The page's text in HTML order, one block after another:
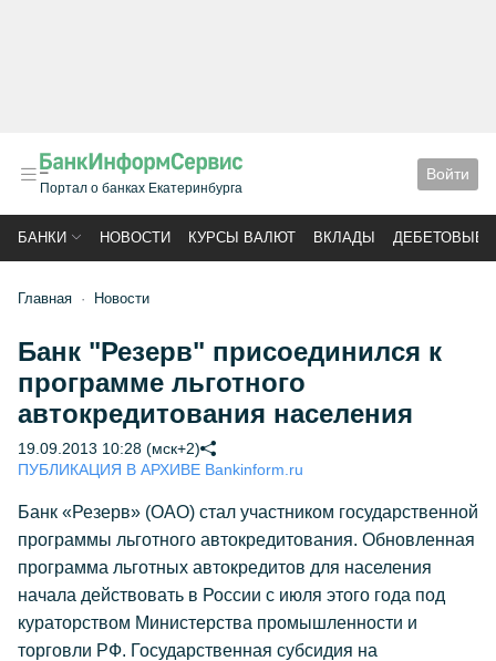
Портал о банках Екатеринбурга
Войти
БАНКИ НОВОСТИ КУРСЫ ВАЛЮТ ВКЛАДЫ ДЕБЕТОВЫЕ
Главная Новости
Банк "Резерв" присоединился к
программе льготного
автокредитования населения
19.09.2013 10:28 (мск+2)
ПУБЛИКАЦИЯ В АРХИВЕ Bankinform.ru
Банк «Резерв» (ОАО) стал участником государственной
программы льготного автокредитования. Обновленная
программа льготных автокредитов для населения
начала действовать в России с июля этого года под
кураторством Министерства промышленности и
торговли РФ. Государственная субсидия на